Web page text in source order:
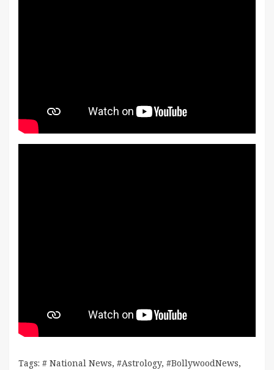
Tags: # National News, #Astrology, #BollywoodNews,